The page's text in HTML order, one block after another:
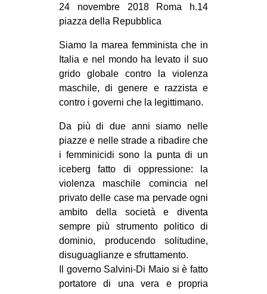
24 novembre 2018 Roma h.14
piazza della Repubblica
Siamo la marea femminista che in
Italia e nel mondo ha levato il suo
grido globale contro la violenza
maschile, di genere e razzista e
contro i governi che la legittimano.
Da più di due anni siamo nelle
piazze e nelle strade a ribadire che
i femminicidi sono la punta di un
iceberg fatto di oppressione: la
violenza maschile comincia nel
privato delle case ma pervade ogni
ambito della società e diventa
sempre più strumento politico di
dominio, producendo solitudine,
disuguaglianze e sfruttamento.
Il governo Salvini-Di Maio si è fatto
portatore di una vera e propria